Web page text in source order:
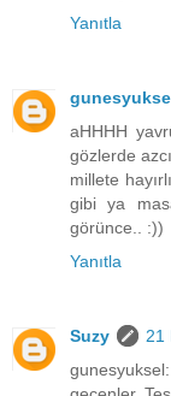
Yanıtla
aHHHH
gözlerde
millete
gibi ya
görünce.. :))
Yanıtla
Suzy
21